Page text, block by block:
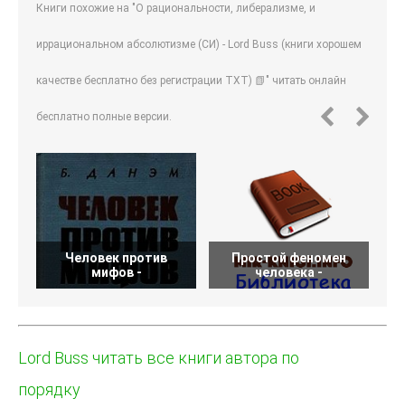
Книги похожие на "О рациональности, либерализме, и
иррациональном абсолютизме (СИ) - Lord Buss (книги хорошем
качестве бесплатно без регистрации TXT) 📗" читать онлайн
бесплатно полные версии.
Человек против
мифов -
Простой феномен
человека -
Lord Buss читать все книги автора по
порядку